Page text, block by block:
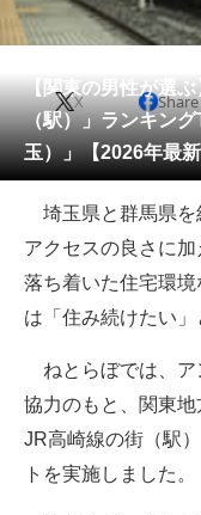
動物
会員記事
メディア
注目記事を集めた総
ITの今と未来を見通す
スマホと通信の最新
好きが集まる 比べて
ビジネスと働き方の
【関東の男性が選
（駅）」ランキン
玉）」【2026年最
X Share
埼玉県と群馬県を
アクセスの良さに加
落ち着いた住宅環
は「住み続けたい」
ねとらぼでは、ア
協力のもと、関東
JR高崎線の街（駅
トを実施しました。